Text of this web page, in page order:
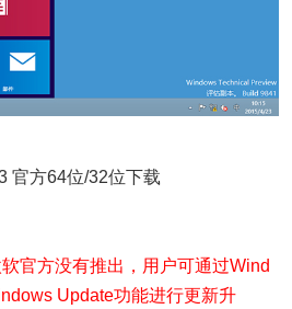
官方64位/32位下载
官方没有推出，用户可通过Wind
Update功能进行更新升